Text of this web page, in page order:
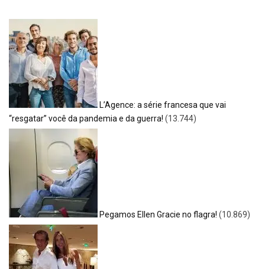
L’Agence: a série francesa que vai
“resgatar” você da pandemia e da guerra! (13.744)
Pegamos Ellen Gracie no flagra! (10.869)